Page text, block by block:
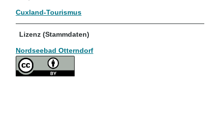
Cuxland-Tourismus
Lizenz (Stammdaten)
Nordseebad Otterndorf